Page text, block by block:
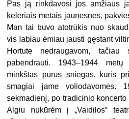
Pas ją rinkdavosi jos amžiaus
keleriais metais jaunesnes,
Man tai buvo atotrūkis nuo
vis labiau ėmiau jausti gęstant
Hortute nedraugavom, tačiau
pabendrauti. 1943–1944
minkštas purus sniegas, kuris
smagiai jame voliodavomės.
sekmadienį, po tradicinio
Algiu nukūrėm į „Vaidilos“